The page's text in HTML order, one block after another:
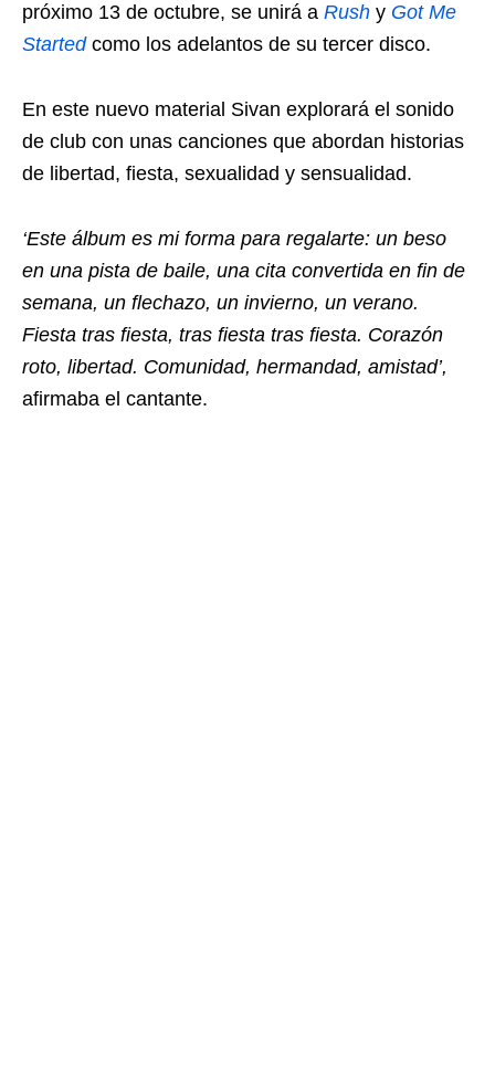
próximo 13 de octubre, se unirá a Rush y Got Me
Startedcomo los adelantos de su tercer disco.
En este nuevo material Sivan explorará el sonido
de club con unas canciones que abordan historias
de libertad, fiesta, sexualidad y sensualidad.
‘Este álbum es mi forma para regalarte: un beso
en una pista de baile, una cita convertida en fin de
semana, un flechazo, un invierno, un verano.
Fiesta tras fiesta, tras fiesta tras fiesta. Corazón
roto, libertad. Comunidad, hermandad, amistad’,
afirmaba el cantante.